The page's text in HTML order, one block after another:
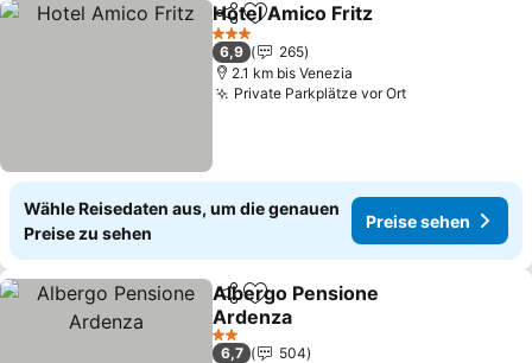
TeilenZu Favoriten hinzufügen
Hotel Amico Fritz
3 Sterne
6,9
265
2.1 km bis Venezia
Private Parkplätze vor OrtPreise sehen
Wähle Reisedaten aus, um die genauen
Preise zu sehen
Preise sehen
TeilenZu Favoriten hinzufügen
Albergo Pensione
Ardenza
Preise sehen
2 Sterne
6,7
504